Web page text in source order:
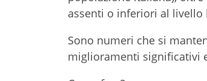
assenti o inferiori al livello
Sono numeri che si
miglioramenti significativi